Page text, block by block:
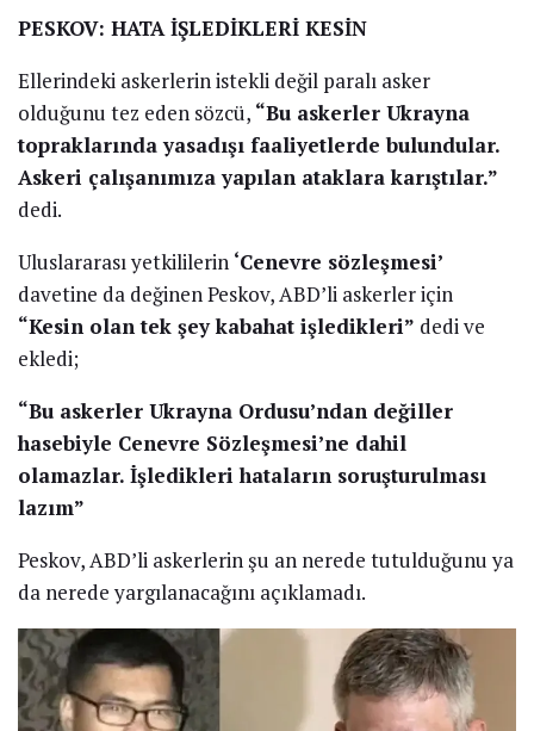
PESKOV: HATA İŞLEDİKLERİ KESİN
Ellerindeki askerlerin istekli değil paralı asker
olduğunu tez eden sözcü, “Bu askerler Ukrayna
topraklarında yasadışı faaliyetlerde bulundular.
Askeri çalışanımıza yapılan ataklara karıştılar.”
dedi.
Uluslararası yetkililerin ‘Cenevre sözleşmesi’
davetine da değinen Peskov, ABD’li askerler için
“Kesin olan tek şey kabahat işledikleri” dedi ve
ekledi;
“Bu askerler Ukrayna Ordusu’ndan değiller
hasebiyle Cenevre Sözleşmesi’ne dahil
olamazlar. İşledikleri hataların soruşturulması
lazım”
Peskov, ABD’li askerlerin şu an nerede tutulduğunu ya
da nerede yargılanacağını açıklamadı.